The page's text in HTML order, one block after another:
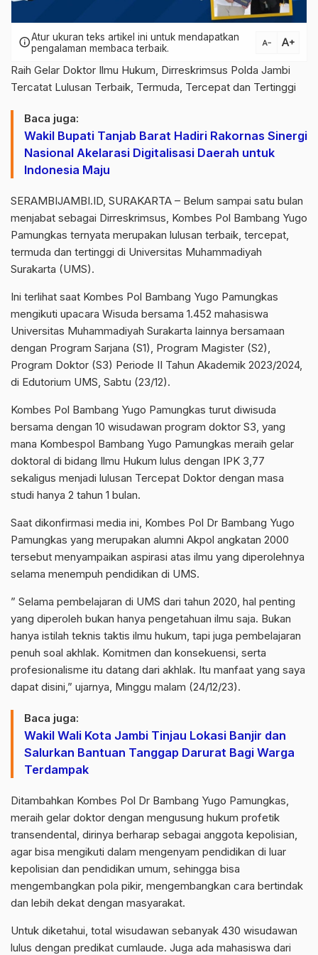
infoAtur ukuran teks artikel ini untuk mendapatkan
pengalaman membaca terbaik.
text_decrease text_increase
Raih Gelar Doktor Ilmu Hukum, Dirreskrimsus Polda Jambi
Tercatat Lulusan Terbaik, Termuda, Tercepat dan Tertinggi
Baca juga:
Wakil Bupati Tanjab Barat Hadiri Rakornas Sinergi
Nasional Akelarasi Digitalisasi Daerah untuk
Indonesia Maju
SERAMBIJAMBI.ID, SURAKARTA – Belum sampai satu bulan
menjabat sebagai Dirreskrimsus, Kombes Pol Bambang Yugo
Pamungkas ternyata merupakan lulusan terbaik, tercepat,
termuda dan tertinggi di Universitas Muhammadiyah
Surakarta (UMS).
Ini terlihat saat Kombes Pol Bambang Yugo Pamungkas
mengikuti upacara Wisuda bersama 1.452 mahasiswa
Universitas Muhammadiyah Surakarta lainnya bersamaan
dengan Program Sarjana (S1), Program Magister (S2),
Program Doktor (S3) Periode II Tahun Akademik 2023/2024,
di Edutorium UMS, Sabtu (23/12).
Kombes Pol Bambang Yugo Pamungkas turut diwisuda
bersama dengan 10 wisudawan program doktor S3, yang
mana Kombespol Bambang Yugo Pamungkas meraih gelar
doktoral di bidang Ilmu Hukum lulus dengan IPK 3,77
sekaligus menjadi lulusan Tercepat Doktor dengan masa
studi hanya 2 tahun 1 bulan.
Saat dikonfirmasi media ini, Kombes Pol Dr Bambang Yugo
Pamungkas yang merupakan alumni Akpol angkatan 2000
tersebut menyampaikan aspirasi atas ilmu yang diperolehnya
selama menempuh pendidikan di UMS.
” Selama pembelajaran di UMS dari tahun 2020, hal penting
yang diperoleh bukan hanya pengetahuan ilmu saja. Bukan
hanya istilah teknis taktis ilmu hukum, tapi juga pembelajaran
penuh soal akhlak. Komitmen dan konsekuensi, serta
profesionalisme itu datang dari akhlak. Itu manfaat yang saya
dapat disini,” ujarnya, Minggu malam (24/12/23).
Baca juga:
Wakil Wali Kota Jambi Tinjau Lokasi Banjir dan
Salurkan Bantuan Tanggap Darurat Bagi Warga
Terdampak
Ditambahkan Kombes Pol Dr Bambang Yugo Pamungkas,
meraih gelar doktor dengan mengusung hukum profetik
transendental, dirinya berharap sebagai anggota kepolisian,
agar bisa mengikuti dalam mengenyam pendidikan di luar
kepolisian dan pendidikan umum, sehingga bisa
mengembangkan pola pikir, mengembangkan cara bertindak
dan lebih dekat dengan masyarakat.
Untuk diketahui, total wisudawan sebanyak 430 wisudawan
lulus dengan predikat cumlaude. Juga ada mahasiswa dari